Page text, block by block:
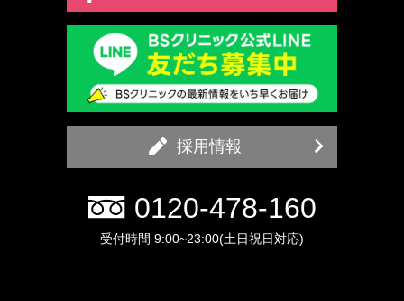
採用情報
0120-478-160
受付時間 9:00~23:00(土日祝日対応)